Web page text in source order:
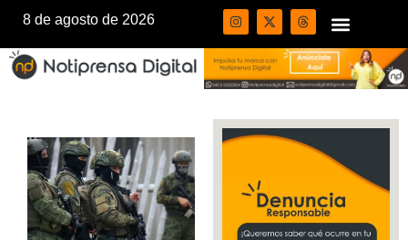
8 de agosto de 2026